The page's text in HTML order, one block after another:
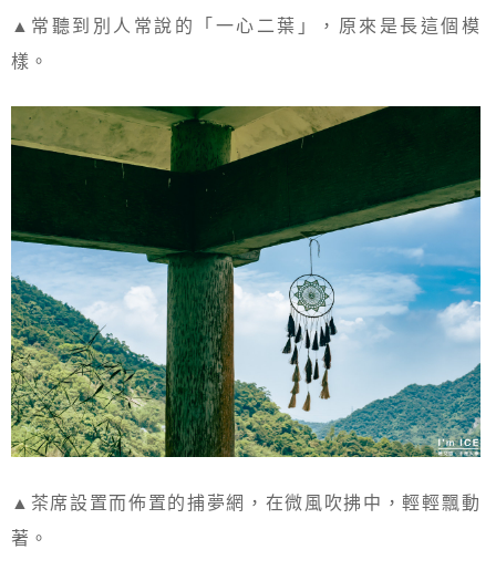
▲常聽到別人常說的「一心二葉」，原來是長這個模
樣。
▲茶席設置而佈置的捕夢網，在微風吹拂中，輕輕飄動
著。